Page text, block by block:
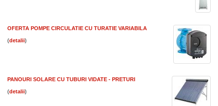
OFERTA POMPE CIRCULATIE CU TURATIE VARIABILA
( )
PANOURI SOLARE CU TUBURI VIDATE - PRETURI
( )